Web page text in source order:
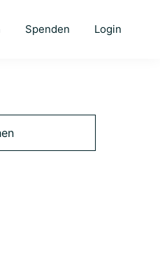
Spenden Login